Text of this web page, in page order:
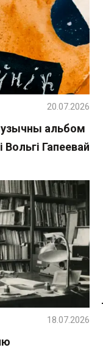
альбом
Вольгі Гапеевай
20.07.2026
18.07.2026